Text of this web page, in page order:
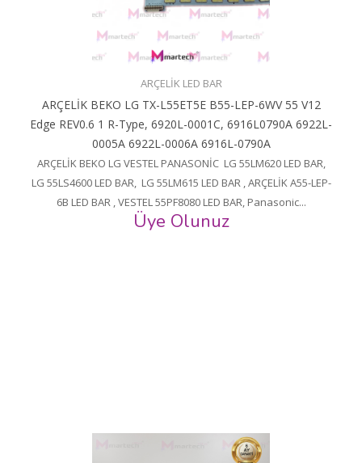
ARÇELİK LED BAR
ARÇELİK BEKO LG TX-L55ET5E B55-LEP-6WV 55 V12
Edge REV0.6 1 R-Type, 6920L-0001C, 6916L0790A 6922L-
0005A 6922L-0006A 6916L-0790A
ARÇELİK BEKO LG VESTEL PANASONİC LG 55LM620 LED BAR,
LG 55LS4600 LED BAR, LG 55LM615 LED BAR , ARÇELİK A55-LEP-
6B LED BAR , VESTEL 55PF8080 LED BAR, Panasonic...
Üye Olunuz